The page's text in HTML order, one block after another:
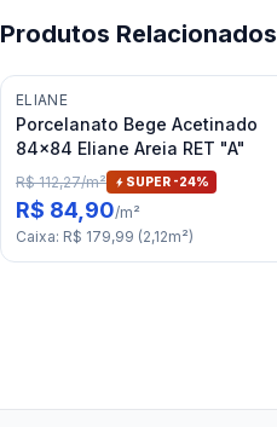
Produtos Relacionados
ELIANE
Porcelanato Bege Acetinado
84x84 Eliane Areia RET "A"
R$ 112,27/m² SUPER -24%
R$ 84,90/m²
Caixa: R$ 179,99 (2,12m²)